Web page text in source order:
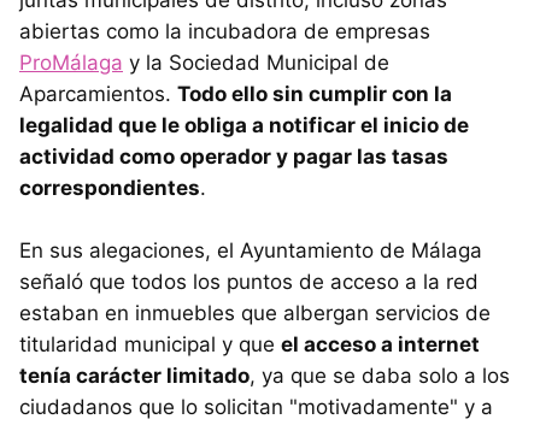
abiertas como la incubadora de empresas
ProMálaga y la Sociedad Municipal de
Aparcamientos. Todo ello sin cumplir con la
legalidad que le obliga a notificar el inicio de
actividad como operador y pagar las tasas
correspondientes.
En sus alegaciones, el Ayuntamiento de Málaga
señaló que todos los puntos de acceso a la red
estaban en inmuebles que albergan servicios de
titularidad municipal y que el acceso a internet
tenía carácter limitado, ya que se daba solo a los
ciudadanos que lo solicitan "motivadamente" y a